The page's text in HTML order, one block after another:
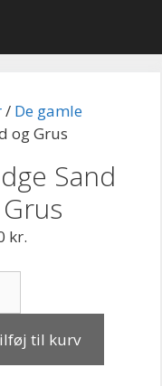
/ De gamle
og Grus
Sand
kr.
til kurv